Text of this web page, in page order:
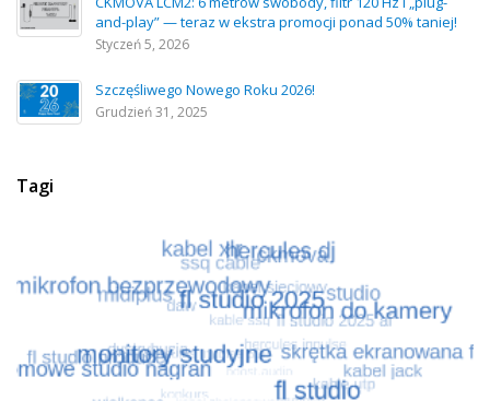
and-play” — teraz w ekstra promocji ponad 50% taniej!
Styczeń 5, 2026
Szczęśliwego Nowego Roku 2026!
Grudzień 31, 2025
Tagi